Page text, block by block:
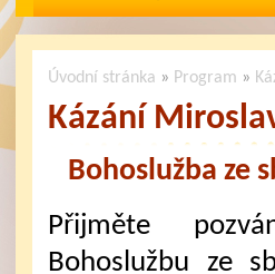
Úvodní stránka » Program »
Kázání
Bohoslužba ze
Přijměte
Bohoslužbu ze